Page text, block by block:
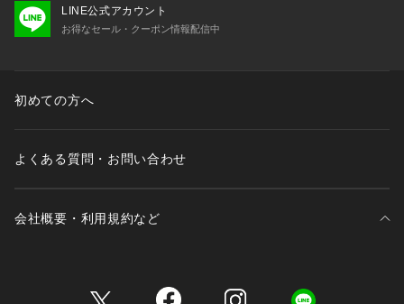
LINE公式アカウント
お得なセール・クーポン情報配信中
初めての方へ
よくある質問・お問い合わせ
会社概要・利用規約など